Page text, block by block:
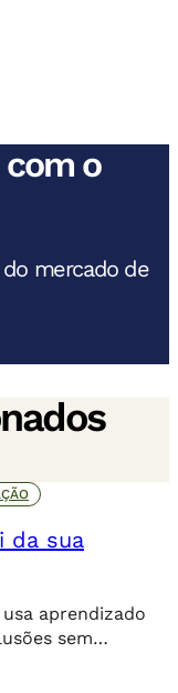
o
do mercado de
da sua
aprendizado
sem
de forma